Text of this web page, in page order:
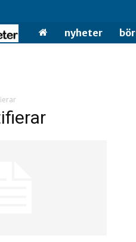
Ekonominyheter.se
nyheter